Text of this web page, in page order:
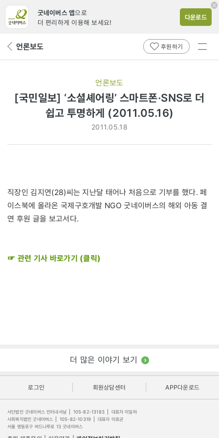
굿네이버스 앱으로
더 편리하게 이용해 보세요!
다운로드
뒤 언론보도 후원하기
전체
언론보도
[국민일보] ‘소셜셰어링’ 스마트폰·SNS로 더
쉽고 투명하게 (2011.05.16)
2011.05.18
직장인 김지연(28)씨는 지난달 태어나 처음으로 기부를 했다. 페
이스북에 올라온 국제구호개발 NGO 굿네이버스의 해외 아동 결
연 후원 글을 보고서다.
☞ 관련 기사 바로가기 (클릭)
더 많은 이야기 보기
로그인 회원상담센터 APP다운로드
사단법인 굿네이버스 인터내셔날 105-82-13183
대표자 이일하
사회복지법인 굿네이버스
105-82-10319
대표자 이호균
서울 영등포구 버드나루로 13 굿네이버스